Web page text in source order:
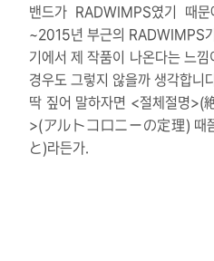
밴드가 RADWIMPS였기 때
~2015년 부근의 RADWIMPS
기에서 제 작품이 나온다는 느
경우도 그렇지 않을까 생각합니
딱 짚어 말하자면 <절체절명>(
>(アルトコロニーの定理)
と)라든가.